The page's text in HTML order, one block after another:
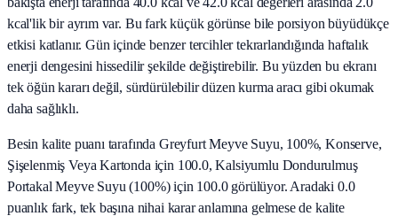
kcal'lik bir ayrım var. Bu fark küçük görünse bile porsiyon büyüdükçe
etkisi katlanır. Gün içinde benzer tercihler tekrarlandığında haftalık
enerji dengesini hissedilir şekilde değiştirebilir. Bu yüzden bu ekranı
tek öğün kararı değil, sürdürülebilir düzen kurma aracı gibi okumak
daha sağlıklı.
Besin kalite puanı tarafında Greyfurt Meyve Suyu, 100%, Konserve,
Şişelenmiş Veya Kartonda için 100.0, Kalsiyumlu Dondurulmuş
Portakal Meyve Suyu (100%) için 100.0 görülüyor. Aradaki 0.0
puanlık fark, tek başına nihai karar anlamına gelmese de kalite